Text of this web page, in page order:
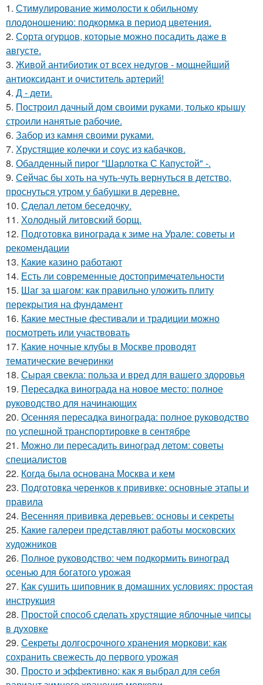
1. Стимулирование жимолости к обильному
плодоношению: подкормка в период цветения.
2. Сорта огурцов, которые можно посадить даже в
августе.
3. Живой антибиотик от всех недугов - мощнейший
антиоксидант и очиститель артерий!
4. Д - дeти.
5. Построил дачный дом своими руками, только крышу
строили нанятые рабочие.
6. Забор из камня своими руками.
7. Хрустящие колечки и соус из кабачков.
8. Обалденный пирог "Шарлотка С Капустой" -.
9. Сейчас бы хоть на чуть-чуть вернуться в детство,
проснуться утром у бабушки в деревне.
10. Сделал летом беседочку.
11. Холодный литовский борщ.
12. Подготовка винограда к зиме на Урале: советы и
рекомендации
13. Какие казино работают
14. Есть ли современные достопримечательности
15. Шаг за шагом: как правильно уложить плиту
перекрытия на фундамент
16. Какие местные фестивали и традиции можно
посмотреть или участвовать
17. Какие ночные клубы в Москве проводят
тематические вечеринки
18. Сырая свекла: польза и вред для вашего здоровья
19. Пересадка винограда на новое место: полное
руководство для начинающих
20. Осенняя пересадка винограда: полное руководство
по успешной транспортировке в сентябре
21. Можно ли пересадить виноград летом: советы
специалистов
22. Когда была основана Москва и кем
23. Подготовка черенков к прививке: основные этапы и
правила
24. Весенняя прививка деревьев: основы и секреты
25. Какие галереи представляют работы московских
художников
26. Полное руководство: чем подкормить виноград
осенью для богатого урожая
27. Как сушить шиповник в домашних условиях: простая
инструкция
28. Простой способ сделать хрустящие яблочные чипсы
в духовке
29. Секреты долгосрочного хранения моркови: как
сохранить свежесть до первого урожая
30. Просто и эффективно: как я выбрал для себя